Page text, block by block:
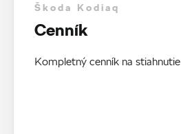
Škoda Kodiaq
Cenník
Kompletný cenník na stiahnutie